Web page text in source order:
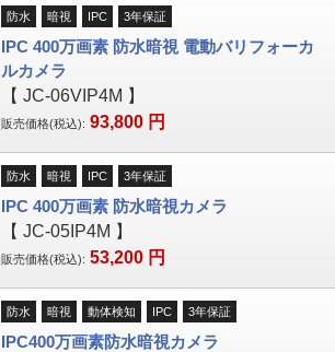
防水 暗視 IPC 3年保証
IPC 400万画素 防水暗視 電動バリフォーカ
ルカメラ
【 JC-06VIP4M 】
販売価格(税込): 93,800 円
防水 暗視 IPC 3年保証
IPC 400万画素 防水暗視カメラ
【 JC-05IP4M 】
販売価格(税込): 53,200 円
防水 暗視 動体検知 IPC 3年保証
IPC400万画素防水暗視カメラ